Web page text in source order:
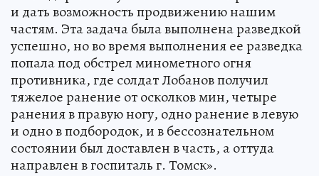
и дать возможность продвижению нашим
частям. Эта задача была выполнена разведкой
успешно, но во время выполнения ее разведка
попала под обстрел минометного огня
противника, где солдат Лобанов получил
тяжелое ранение от осколков мин, четыре
ранения в правую ногу, одно ранение в левую
и одно в подбородок, и в бессознательном
состоянии был доставлен в часть, а оттуда
направлен в госпиталь г. Томск».